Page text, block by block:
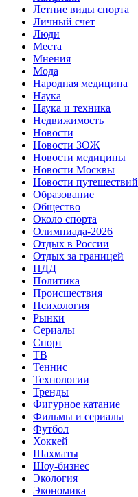
Летние виды спорта
Личный счет
Люди
Места
Мнения
Мода
Народная медицина
Наука
Наука и техника
Недвижимость
Новости
Новости ЗОЖ
Новости медицины
Новости Москвы
Новости путешествий
Образование
Общество
Около спорта
Олимпиада-2026
Отдых в России
Отдых за границей
ПДД
Политика
Происшествия
Психология
Рынки
Сериалы
Спорт
ТВ
Теннис
Технологии
Тренды
Фигурное катание
Фильмы и сериалы
Футбол
Хоккей
Шахматы
Шоу-бизнес
Экология
Экономика